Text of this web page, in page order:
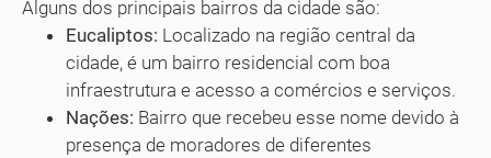
Alguns dos principais bairros da cidade são:
Eucaliptos: Localizado na região central da
cidade, é um bairro residencial com boa
infraestrutura e acesso a comércios e serviços.
Nações: Bairro que recebeu esse nome devido à
presença de moradores de diferentes